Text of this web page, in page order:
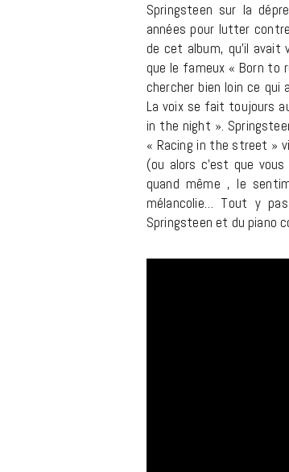
Springsteen sur la
années pour lutter
de cet album, qu’il
que le fameux « Born to
chercher bien loin ce qui
La voix se fait toujours
in the night ».
« Racing in the street »
(ou alors c’est que vous
quand même , le
mélancolie… Tout y
Springsteen et du piano